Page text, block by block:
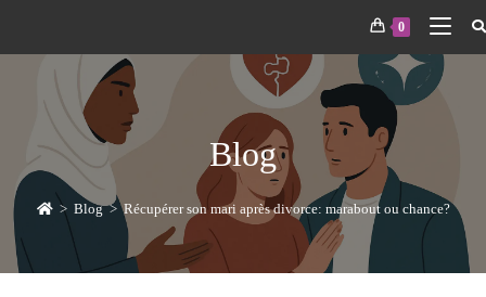
0
Blog
> Blog > Récupérer son mari après divorce: marabout ou chance?